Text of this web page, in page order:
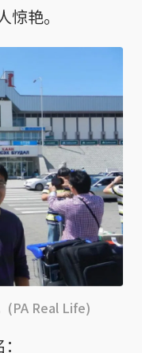
艳。
(PA Real Life)